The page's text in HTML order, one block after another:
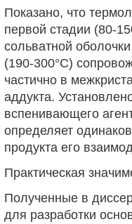
Показано, что
первой стадии (80-
сольватной
(190-300°С)
частично в
аддукта.
вспенивающего
определяет
продукта его
Практическая
Полученные в
для разработки